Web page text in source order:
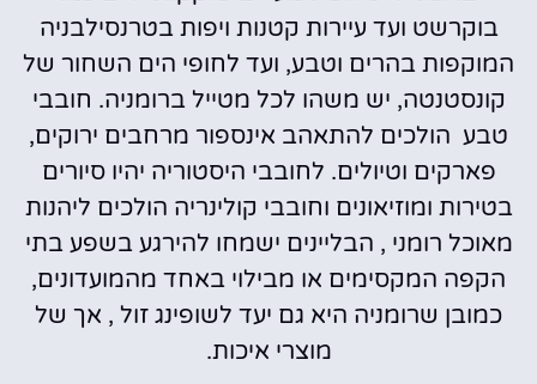
בוקרשט ועד עיירות קטנות ויפות בטרנסילבניה
המוקפות בהרים וטבע, ועד לחופי הים השחור של
קונסטנטה, יש משהו לכל מטייל ברומניה. חובבי
טבע הולכים להתאהב אינספור מרחבים ירוקים,
פארקים וטיולים. לחובבי היסטוריה יהיו סיורים
בטירות ומוזיאונים וחובבי קולינריה הולכים ליהנות
מאוכל רומני , הבליינים ישמחו להירגע בשפע בתי
הקפה המקסימים או מבילוי באחד מהמועדונים,
כמובן שרומניה היא גם יעד לשופינג זול , אך של
מוצרי איכות.